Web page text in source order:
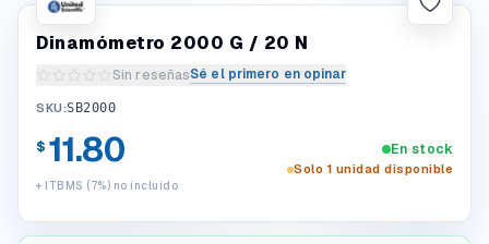
Dinamómetro 2000 G / 20 N
Sin reseñasSé el primero en opinar
Escribir una reseña del producto
SKU:SB2000
$ 11.80
+ ITBMS (7%) no incluido
En stock
Solo 1 unidad disponible